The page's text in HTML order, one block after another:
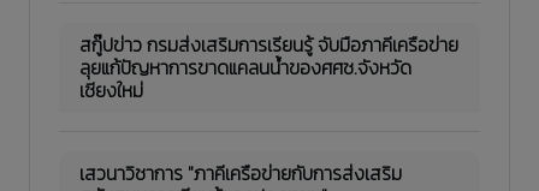
สกู๊ปข่าว กรมส่งเสริมการเรียนรู้ จับมือภาคีเครือข่าย
ลุยแก้ปัญหาการขาดแคลนน้ำของศศช.จังหวัด
เชียงใหม่
เสวนาวิชาการ "ภาคีเครือข่ายกับการส่งเสริม